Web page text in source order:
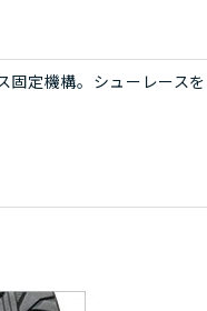
定機構。シューレース